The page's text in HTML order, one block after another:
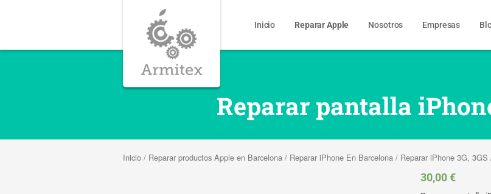
Inicio Reparar Apple Nosotros Empresas
Reparar pantalla
Inicio / Reparar productos Apple en Barcelona / Reparar iPhone En Barcelona / Reparar iPhone 3G, 3GS
30,00€